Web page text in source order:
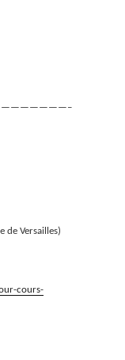
de Versailles)
cours-